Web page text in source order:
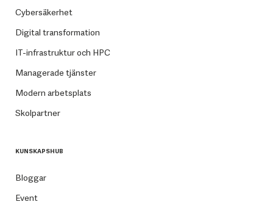
Cybersäkerhet
Digital transformation
IT-infrastruktur och HPC
Managerade tjänster
Modern arbetsplats
Skolpartner
KUNSKAPSHUB
Bloggar
Event